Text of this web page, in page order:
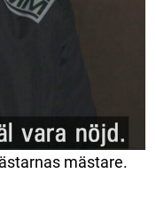
mästare.